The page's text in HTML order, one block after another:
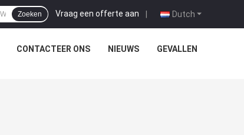
Dutch
Vraag een offerte aan |
Zoeken
CONTACTEER ONS NIEUWS GEVALLEN